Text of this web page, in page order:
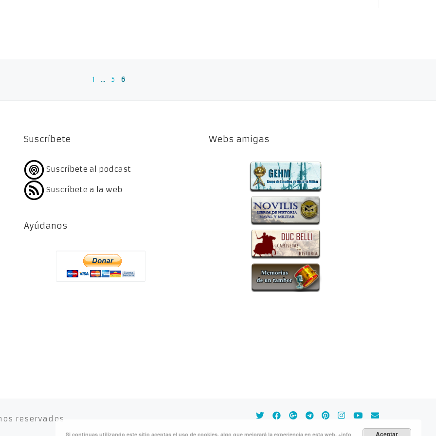
1 … 5 6
Suscríbete
Suscríbete al podcast
Suscríbete a la web
Ayúdanos
Webs amigas
reservados
Si continuas utilizando este sitio aceptas el uso de cookies, algo que mejorará la experiencia en esta web. +info Aceptar